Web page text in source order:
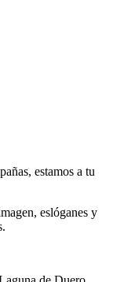
estamos a tu
eslóganes y